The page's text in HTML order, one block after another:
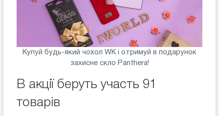
Купуй будь-який чохол WK і отримуй в подарунок
захисне скло Panthera!
В акції беруть участь 91
товарів